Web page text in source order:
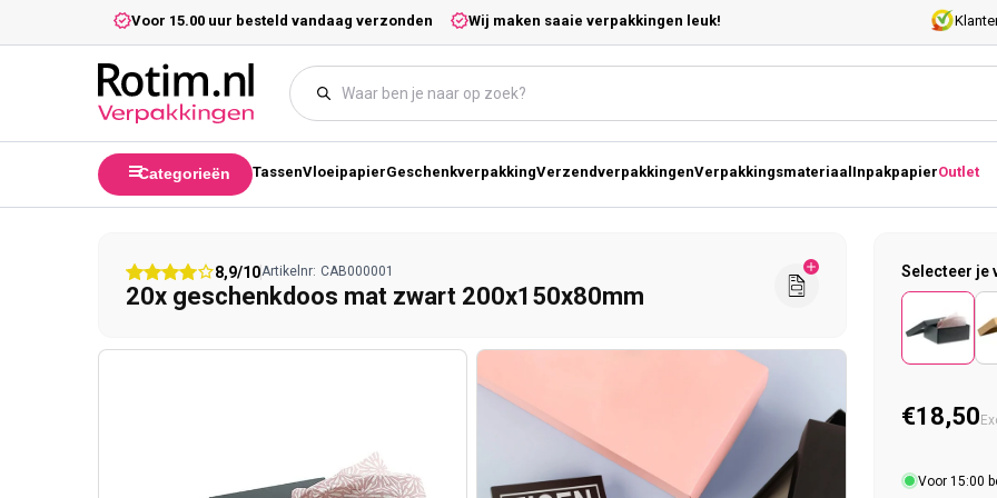
Meteen naar de contentVoor 15.00 uur besteld vandaag verzonden Wij maken saaie verpakkingen leuk!
Categorieën TassenVloeipapierGeschenkverpakkingVerzendverpakkingenVerpakkingsmateriaal InpakpapierOutlet
8,9/10Artikelnr: CAB000001
20x geschenkdoos mat zwart 200x150x80mm
Selecteer je
€18,50
Voor 15:00